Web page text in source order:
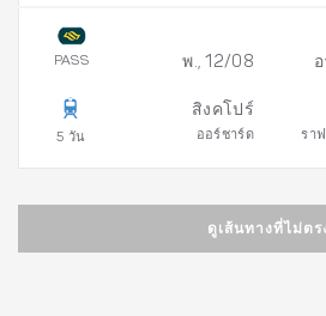
PASS
5 วัน
พ., 12/08
สิงคโปร์
ออร์ชาร์ด รา
ดูเส้นทางที่ไม่ตร